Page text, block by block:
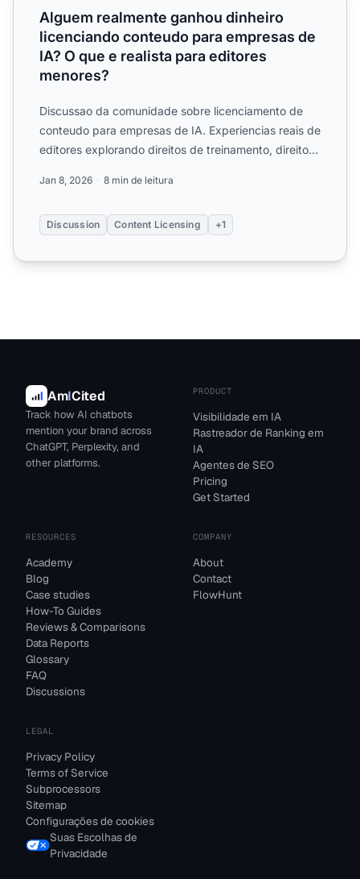
Alguem realmente ganhou dinheiro
licenciando conteudo para empresas de
IA? O que e realista para editores
menores?
Discussao da comunidade sobre licenciamento de
conteudo para empresas de IA. Experiencias reais de
editores explorando direitos de treinamento, direitos
Jan 8, 2026 8 min de leitura
Discussion Content Licensing +1
AmICited
Track how AI chatbots
mention your brand across
ChatGPT, Perplexity, and
other platforms.
PRODUCT
Visibilidade em IA
Rastreador de Ranking em
IA
Agentes de SEO
Pricing
Get Started
RESOURCES
Academy
Blog
Case studies
How-To Guides
Reviews & Comparisons
Data Reports
Glossary
FAQ
Discussions
COMPANY
About
Contact
FlowHunt
LEGAL
Privacy Policy
Terms of Service
Subprocessors
Sitemap
Configurações de cookies
Suas Escolhas de
Privacidade